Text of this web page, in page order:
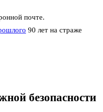
почте.
90 лет на страже
безопасности